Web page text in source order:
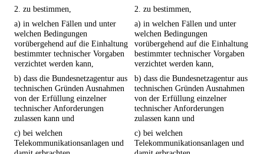
2. zu bestimmen,
2. zu bestimmen,
a) in welchen Fällen und unter
welchen Bedingungen
vorübergehend auf die Einhaltung
bestimmter technischer Vorgaben
verzichtet werden kann,
a) in welchen Fällen und unter
welchen Bedingungen
vorübergehend auf die Einhaltung
bestimmter technischer Vorgaben
verzichtet werden kann,
b) dass die Bundesnetzagentur aus
technischen Gründen Ausnahmen
von der Erfüllung einzelner
technischer Anforderungen
zulassen kann und
b) dass die Bundesnetzagentur aus
technischen Gründen Ausnahmen
von der Erfüllung einzelner
technischer Anforderungen
zulassen kann und
c) bei welchen
Telekommunikationsanlagen und
c) bei welchen
Telekommunikationsanlagen und